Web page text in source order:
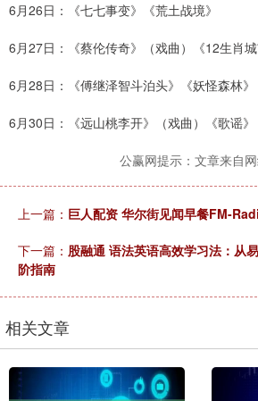
6月26日：《七七事变》《荒土战境》
6月27日：《蔡伦传奇》（戏曲）《12生肖城
6月28日：《傅继泽智斗泊头》《妖怪森林》
6月30日：《远山桃李开》（戏曲）《歌谣》
公赢网提示：文章来自
上一篇： 巨人配资 华尔街见闻早餐FM-
下一篇： 股融通 语法英语高效学习法：从
阶指南
相关文章